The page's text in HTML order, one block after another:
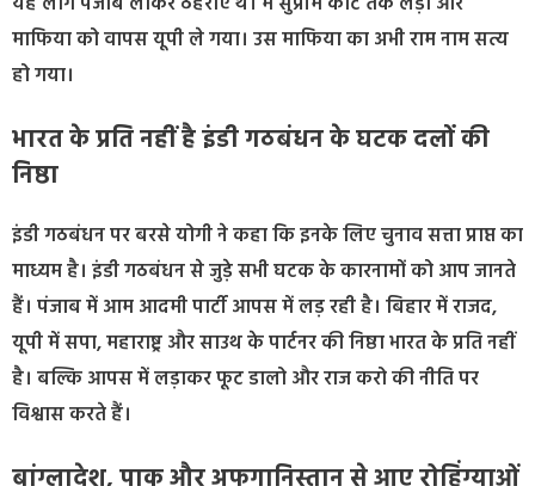
माफिया को वापस यूपी ले गया। उस माफिया का अभी राम नाम सत्य
हो गया।
भारत के प्रति नहीं है इंडी गठबंधन के घटक दलों की
निष्ठा
इंडी गठबंधन पर बरसे योगी ने कहा कि इनके लिए चुनाव सत्ता प्राप्त का
माध्यम है। इंडी गठबंधन से जुड़े सभी घटक के कारनामों को आप जानते
हैं। पंजाब में आम आदमी पार्टी आपस में लड़ रही है। बिहार में राजद,
यूपी में सपा, महाराष्ट्र और साउथ के पार्टनर की निष्ठा भारत के प्रति नहीं
है। बल्कि आपस में लड़ाकर फूट डालो और राज करो की नीति पर
विश्वास करते हैं।